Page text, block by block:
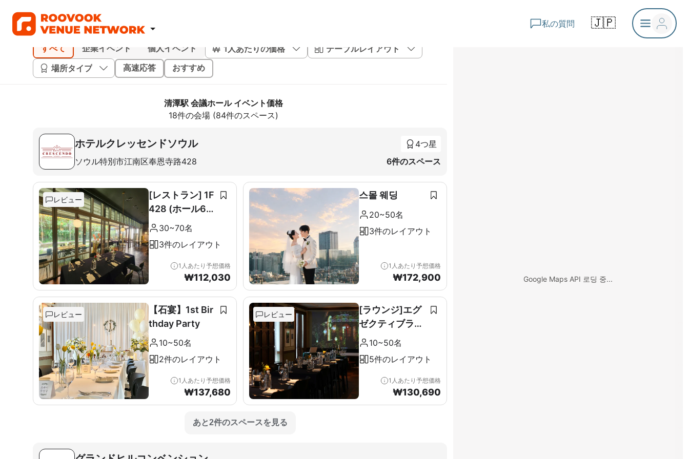
私の質問 🇯🇵
すべて 企業イベント 個人イベント 1人あたりの価格
テーブルレイアウト
場所タイプ
高速応答 おすすめ
清潭駅 会議ホール イベント価格
18件の会場 (84件のスペース)
ホテルクレッセンドソウル
ソウル特別市江南区奉恩寺路428
4つ星
6件のスペース
レビュー
[レストラン] 1F
428 (ホール60
席+ルーム10席)
30~70名
3件のレイアウト
1人あたり予想価格
₩112,030
스몰 웨딩
20~50名
3件のレイアウト
1人あたり予想価格
₩172,900
レビュー
【石宴】1st Bir
thday Party
10~50名
2件のレイアウト
1人あたり予想価格
₩137,680
レビュー
[ラウンジ]エグ
ゼクティブラウ
ンジ＆テラス全
10~50名
5件のレイアウト
1人あたり予想価格
₩130,690
あと2件のスペースを見る
Google Maps API 로딩 중...